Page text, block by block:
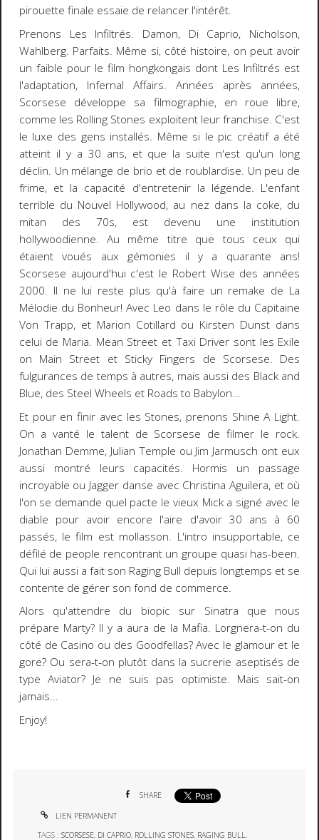
pirouette finale essaie de relancer l'intérêt.
Prenons Les Infiltrés. Damon, Di Caprio, Nicholson,
Wahlberg. Parfaits. Même si, côté histoire, on peut avoir
un faible pour le film hongkongais dont Les Infiltrés est
l'adaptation, Infernal Affairs. Années après années,
Scorsese développe sa filmographie, en roue libre,
comme les Rolling Stones exploitent leur franchise. C'est
le luxe des gens installés. Même si le pic créatif a été
atteint il y a 30 ans, et que la suite n'est qu'un long
déclin. Un mélange de brio et de roublardise. Un peu de
frime, et la capacité d'entretenir la légende. L'enfant
terrible du Nouvel Hollywood, au nez dans la coke, du
mitan des 70s, est devenu une institution
hollywoodienne. Au même titre que tous ceux qui
étaient voués aux gémonies il y a quarante ans!
Scorsese aujourd'hui c'est le Robert Wise des années
2000. Il ne lui reste plus qu'à faire un remake de La
Mélodie du Bonheur! Avec Leo dans le rôle du Capitaine
Von Trapp, et Marion Cotillard ou Kirsten Dunst dans
celui de Maria. Mean Street et Taxi Driver sont les Exile
on Main Street et Sticky Fingers de Scorsese. Des
fulgurances de temps à autres, mais aussi des Black and
Blue, des Steel Wheels et Roads to Babylon...
Et pour en finir avec les Stones, prenons Shine A Light.
On a vanté le talent de Scorsese de filmer le rock.
Jonathan Demme, Julian Temple ou Jim Jarmusch ont eux
aussi montré leurs capacités. Hormis un passage
incroyable ou Jagger danse avec Christina Aguilera, et où
l'on se demande quel pacte le vieux Mick a signé avec le
diable pour avoir encore l'aire d'avoir 30 ans à 60
passés, le film est mollasson. L'intro insupportable, ce
défilé de people rencontrant un groupe quasi has-been.
Qui lui aussi a fait son Raging Bull depuis longtemps et se
contente de gérer son fond de commerce.
Alors qu'attendre du biopic sur Sinatra que nous
prépare Marty? Il y a aura de la Mafia. Lorgnera-t-on du
côté de Casino ou des Goodfellas? Avec le glamour et le
gore? Ou sera-t-on plutôt dans la sucrerie aseptisés de
typeAviator? Je ne suis pas optimiste. Mais sait-on
jamais...
Enjoy!
SHARE
LIEN PERMANENT
TAGS :SCORSESE, DI CAPRIO, ROLLING STONES, RAGING BULL,